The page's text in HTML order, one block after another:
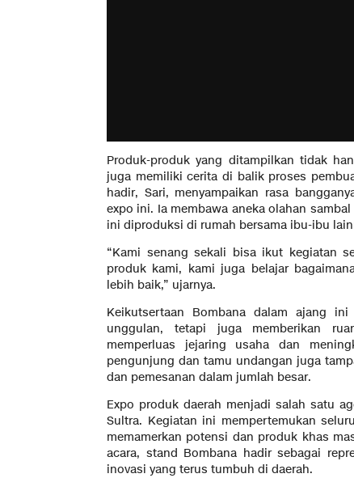
Produk-produk yang ditampilkan tidak
juga memiliki cerita di balik proses
hadir, Sari, menyampaikan rasa
expo ini. Ia membawa aneka olahan
ini diproduksi di rumah bersama ibu-ibu
“Kami senang sekali bisa ikut kegiatan
produk kami, kami juga belajar
lebih baik,” ujarnya.
Keikutsertaan Bombana dalam ajang
unggulan, tetapi juga memberikan
memperluas jejaring usaha dan
pengunjung dan tamu undangan juga
dan pemesanan dalam jumlah besar.
Expo produk daerah menjadi salah satu
Sultra. Kegiatan ini mempertemukan
memamerkan potensi dan produk khas
acara, stand Bombana hadir sebagai
inovasi yang terus tumbuh di daerah.